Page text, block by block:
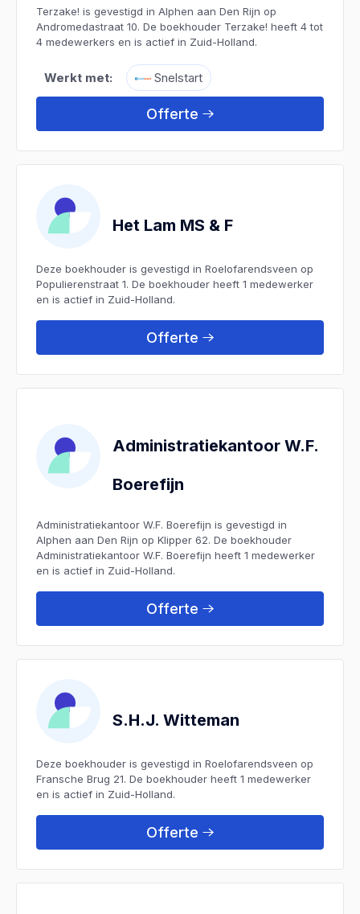
Terzake! is gevestigd in Alphen aan Den Rijn op
Andromedastraat 10. De boekhouder Terzake! heeft 4 tot
4 medewerkers en is actief in Zuid-Holland.
Werkt met: Snelstart
Offerte
Het Lam MS & F
Deze boekhouder is gevestigd in Roelofarendsveen op
Populierenstraat 1. De boekhouder heeft 1 medewerker
en is actief in Zuid-Holland.
Offerte
Administratiekantoor W.F.
Boerefijn
Administratiekantoor W.F. Boerefijn is gevestigd in
Alphen aan Den Rijn op Klipper 62. De boekhouder
Administratiekantoor W.F. Boerefijn heeft 1 medewerker
en is actief in Zuid-Holland.
Offerte
S.H.J. Witteman
Deze boekhouder is gevestigd in Roelofarendsveen op
Fransche Brug 21. De boekhouder heeft 1 medewerker
en is actief in Zuid-Holland.
Offerte